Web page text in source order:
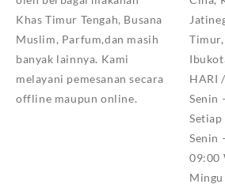
Khas Timur Tengah, Busana
Muslim, Parfum,dan masih
banyak lainnya. Kami
melayani pemesanan secara
offline maupun online.
HARI
Senin
Senin
09:00